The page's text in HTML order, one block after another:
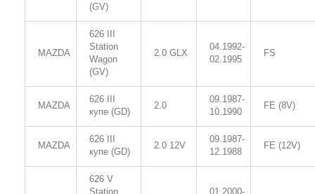
(GV)
MAZDA
626 III
Station
Wagon
(GV)
2.0 GLX
04.1992-
02.1995
FS
MAZDA
626 III
купе (GD)
2.0
09.1987-
10.1990
FE (8V)
MAZDA
626 III
купе (GD)
2.0 12V
09.1987-
12.1988
FE (12V)
626 V
Station
01.2000-